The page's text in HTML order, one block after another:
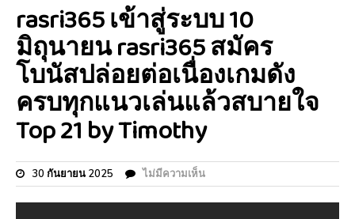
rasri365 เข้าสู่ระบบ 10
มิถุนายน rasri365 สมัคร
โบนัสปล่อยต่อเนื่องเกมดัง
ครบทุกแนวเล่นแล้วสบายใจ
Top 21 by Timothy
30 กันยายน 2025 ไม่มีความเห็น